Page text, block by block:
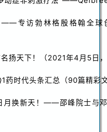
专访勃林格殷格翰全球
扬天下！（2021年4月5日
药时代头条汇总（90篇精彩
月换新天！——邵峰院士与